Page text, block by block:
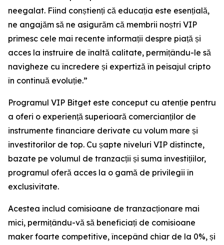
neegalat. Fiind conștienți că educația este esențială,
ne angajăm să ne asigurăm că membrii noștri VIP
primesc cele mai recente informații despre piață și
acces la instruire de înaltă calitate, permițându-le să
navigheze cu încredere și expertiză în peisajul cripto
în continuă evoluție.”
Programul VIP Bitget este conceput cu atenție pentru
a oferi o experiență superioară comercianților de
instrumente financiare derivate cu volum mare și
investitorilor de top. Cu șapte niveluri VIP distincte,
bazate pe volumul de tranzacții și suma investițiilor,
programul oferă acces la o gamă de privilegii în
exclusivitate.
Acestea includ comisioane de tranzacționare mai
mici, permițându-vă să beneficiați de comisioane
maker foarte competitive, începând chiar de la 0%, și